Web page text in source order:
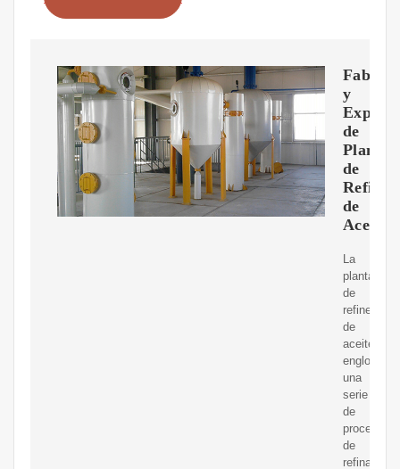
y
de
Plantas
de
de
Aceite
La
planta
de
refinería
de
aceite
engloba
una
serie
de
procesos
de
refinación